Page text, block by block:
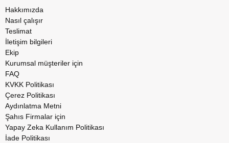
Hakkımızda
Nasıl çalışır
Teslimat
İletişim bilgileri
Ekip
Kurumsal müşteriler için
FAQ
KVKK Politikası
Çerez Politikası
Aydınlatma Metni
Şahıs Firmalar için
Yapay Zeka Kullanım Politikası
İade Politikası